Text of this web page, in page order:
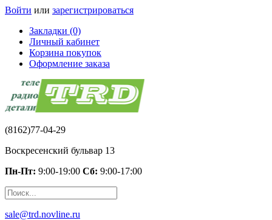
Войти или зарегистрироваться
Закладки (0)
Личный кабинет
Корзина покупок
Оформление заказа
(8162)77-04-29
Воскресенский бульвар 13
Пн-Пт: 9:00-19:00 Сб: 9:00-17:00
sale@trd.novline.ru